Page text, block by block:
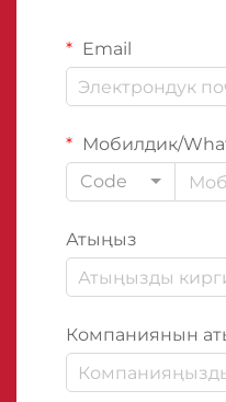
Email
Мобилдик/
Code
Атыңыз
Компаниянын